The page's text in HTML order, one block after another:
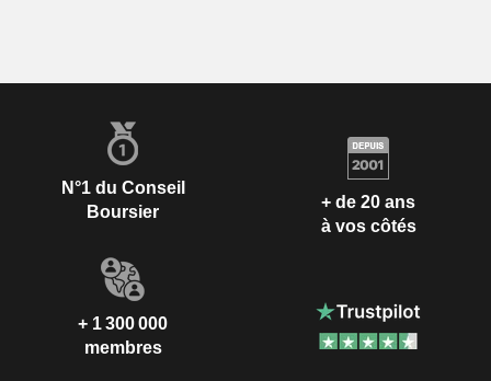
N°1 du Conseil
Boursier
+ de 20 ans
à vos côtés
+ 1 300 000
membres